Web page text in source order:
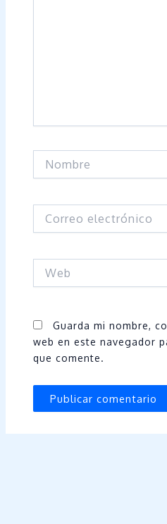
electrónico
Guarda mi nombre,
web en este navegador
que comente.